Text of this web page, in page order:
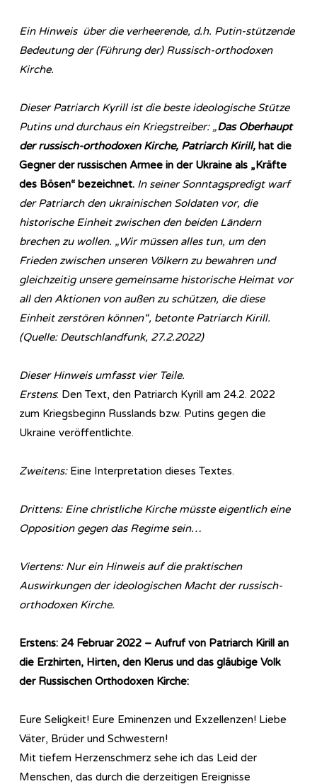
Ein Hinweis über die verheerende, d.h. Putin-stützende
Bedeutung der (Führung der) Russisch-orthodoxen
Kirche.
Dieser Patriarch Kyrill ist die beste ideologische Stütze
Putins und durchaus ein Kriegstreiber: „Das Oberhaupt
der russisch-orthodoxen Kirche, Patriarch Kirill, hat die
Gegner der russischen Armee in der Ukraine als „Kräfte
des Bösen“ bezeichnet. In seiner Sonntagspredigt warf
der Patriarch den ukrainischen Soldaten vor, die
historische Einheit zwischen den beiden Ländern
brechen zu wollen. „Wir müssen alles tun, um den
Frieden zwischen unseren Völkern zu bewahren und
gleichzeitig unsere gemeinsame historische Heimat vor
all den Aktionen von außen zu schützen, die diese
Einheit zerstören können“, betonte Patriarch Kirill.
(Quelle: Deutschlandfunk, 27.2.2022)
Dieser Hinweis umfasst vier Teile.
Erstens: Den Text, den Patriarch Kyrill am 24.2. 2022
zum Kriegsbeginn Russlands bzw. Putins gegen die
Ukraine veröffentlichte.
Zweitens:Eine Interpretation dieses Textes.
Drittens: Eine christliche Kirche müsste eigentlich eine
Opposition gegen das Regime sein…
Viertens: Nur ein Hinweis auf die praktischen
Auswirkungen der ideologischen Macht der russisch-
orthodoxen Kirche.
Erstens: 24 Februar 2022 – Aufruf von Patriarch Kirill an
die Erzhirten, Hirten, den Klerus und das gläubige Volk
der Russischen Orthodoxen Kirche:
Eure Seligkeit! Eure Eminenzen und Exzellenzen! Liebe
Väter, Brüder und Schwestern!
Mit tiefem Herzenschmerz sehe ich das Leid der
Menschen, das durch die derzeitigen Ereignisse